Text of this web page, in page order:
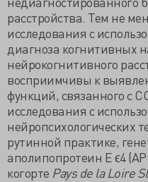
расстройства. Тем не
исследования с
диагноза когнитивных
нейрокогнитивного
восприимчивы к
функций, связанного с
исследования с
нейропсихологических
рутинной практике,
аполипопротеин E ϵ4
когорте Pays de la Loire